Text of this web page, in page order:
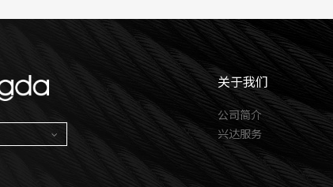
关于我们
公司简介
兴达服务